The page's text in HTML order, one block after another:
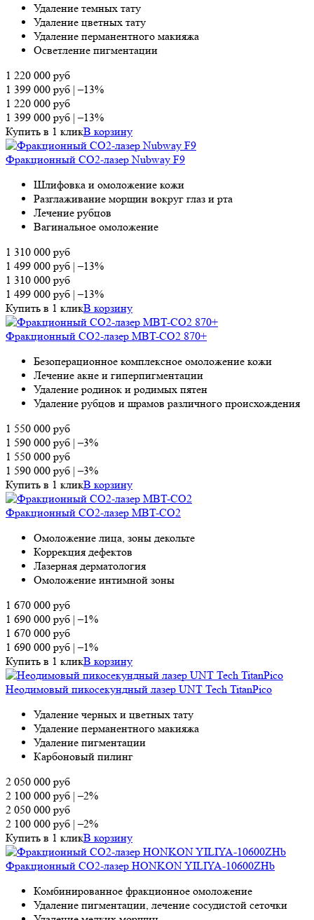
Удаление темных тату
Удаление цветных тату
Удаление перманентного макияжа
Осветление пигментации
1 220 000 руб
1 399 000 руб |–13%
1 220 000 руб
1 399 000 руб |–13%
Купить в 1 кликВ корзину
Фракционный СО2-лазер Nubway F9
Шлифовка и омоложение кожи
Разглаживание морщин вокруг глаз и рта
Лечение рубцов
Вагинальное омоложение
1 310 000 руб
1 499 000 руб |–13%
1 310 000 руб
1 499 000 руб |–13%
Купить в 1 кликВ корзину
Фракционный СО2-лазер MBT-CO2 870+
Безоперационное комплексное омоложение кожи
Лечение акне и гиперпигментации
Удаление родинок и родимых пятен
Удаление рубцов и шрамов различного происхождения
1 550 000 руб
1 590 000 руб |–3%
1 550 000 руб
1 590 000 руб |–3%
Купить в 1 кликВ корзину
Фракционный CO2-лазер MBT-CO2
Омоложение лица, зоны декольте
Коррекция дефектов
Лазерная дерматология
Омоложение интимной зоны
1 670 000 руб
1 690 000 руб |–1%
1 670 000 руб
1 690 000 руб |–1%
Купить в 1 кликВ корзину
Неодимовый пикосекундный лазер UNT Tech TitanPico
Удаление черных и цветных тату
Удаление перманентного макияжа
Удаление пигментации
Карбоновый пилинг
2 050 000 руб
2 100 000 руб |–2%
2 050 000 руб
2 100 000 руб |–2%
Купить в 1 кликВ корзину
Фракционный СО2-лазер HONKON YILIYA-10600ZHb
Комбинированное фракционное омоложение
Удаление пигментации, лечение сосудистой сеточки